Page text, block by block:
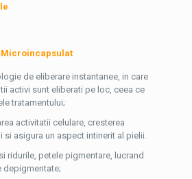
Microincapsulat
de eliberare instantanee, in care
activi sunt eliberati pe loc, ceea ce
tratamentului;
activitatii celulare, cresterea
si asigura un aspect intinerit al pielii.
ridurile, petele pigmentare, lucrand
depigmentate;